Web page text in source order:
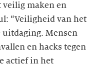
veilig maken en
“Veiligheid van het
Mensen
en hacks tegen
actief in het